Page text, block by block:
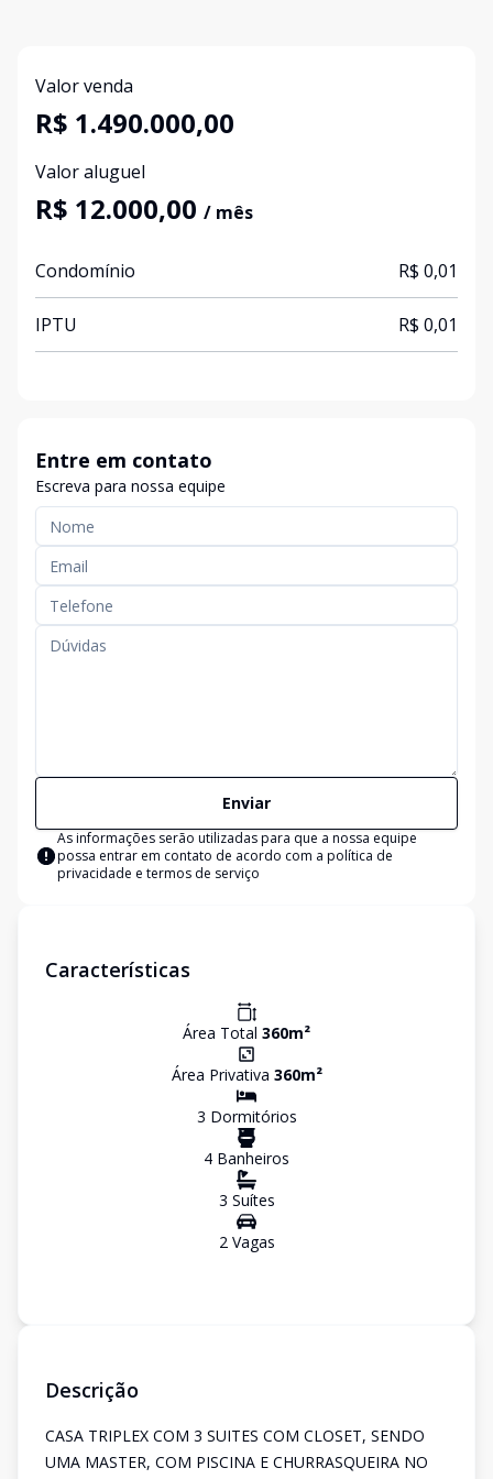
Valor venda
R$ 1.490.000,00
Valor aluguel
R$ 12.000,00 / mês
Condomínio R$ 0,01
IPTU R$ 0,01
Entre em contato
Escreva para nossa equipe
Enviar
As informações serão utilizadas para que a nossa equipe
possa entrar em contato de acordo com a política de
privacidade e termos de serviço
Características
Área Total 360m²
Área Privativa 360m²
3 Dormitórios
4 Banheiros
3 Suítes
2Vagas
Descrição
CASA TRIPLEX COM 3 SUITES COM CLOSET, SENDO
UMA MASTER, COM PISCINA E CHURRASQUEIRA NO